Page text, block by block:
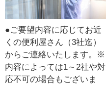
●ご要望内容に応じてお近
くの便利屋さん（3社迄）
からご連絡いたします。※
内容によっては1～2社や対
応不可の場合もございま